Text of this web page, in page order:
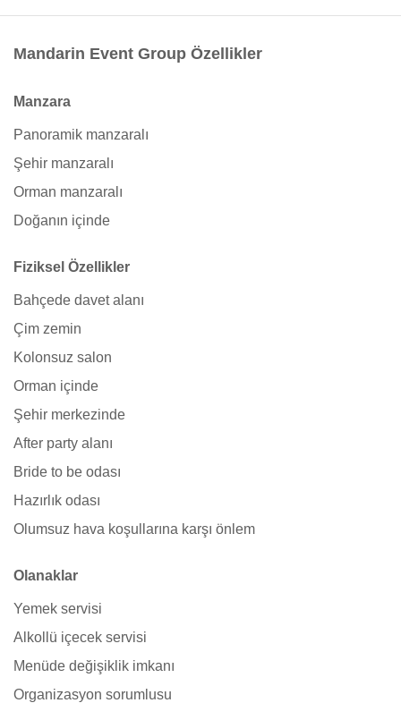
Mandarin Event Group Özellikler
Manzara
Panoramik manzaralı
Şehir manzaralı
Orman manzaralı
Doğanın içinde
Fiziksel Özellikler
Bahçede davet alanı
Çim zemin
Kolonsuz salon
Orman içinde
Şehir merkezinde
After party alanı
Bride to be odası
Hazırlık odası
Olumsuz hava koşullarına karşı önlem
Olanaklar
Yemek servisi
Alkollü içecek servisi
Menüde değişiklik imkanı
Organizasyon sorumlusu